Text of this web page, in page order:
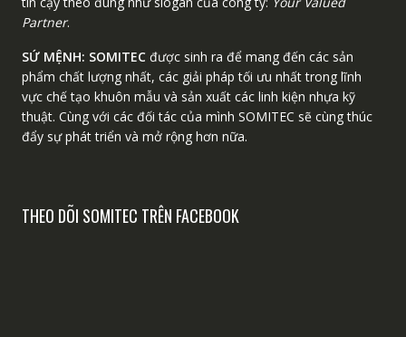
Partner.
SỨ MỆNH: SOMITECđược sinh ra để mang đến các sản
phẩm chất lượng nhất, các giải pháp tối ưu nhất trong lĩnh
vực chế tạo khuôn mẫu và sản xuất các linh kiện nhựa kỹ
thuật. Cùng với các đối tác của mình SOMITEC sẽ cùng thúc
đẩy sự phát triển và mở rộng hơn nữa.
THEO DÕI SOMITEC TRÊN FACEBOOK